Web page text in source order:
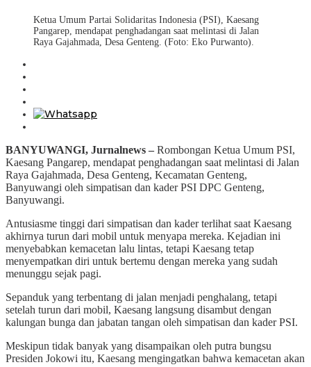
Ketua Umum Partai Solidaritas Indonesia (PSI), Kaesang
Pangarep, mendapat penghadangan saat melintasi di Jalan
Raya Gajahmada, Desa Genteng. (Foto: Eko Purwanto).
BANYUWANGI, Jurnalnews – Rombongan Ketua Umum PSI,
Kaesang Pangarep, mendapat penghadangan saat melintasi di Jalan
Raya Gajahmada, Desa Genteng, Kecamatan Genteng,
Banyuwangi oleh simpatisan dan kader PSI DPC Genteng,
Banyuwangi.
Antusiasme tinggi dari simpatisan dan kader terlihat saat Kaesang
akhirnya turun dari mobil untuk menyapa mereka. Kejadian ini
menyebabkan kemacetan lalu lintas, tetapi Kaesang tetap
menyempatkan diri untuk bertemu dengan mereka yang sudah
menunggu sejak pagi.
Sepanduk yang terbentang di jalan menjadi penghalang, tetapi
setelah turun dari mobil, Kaesang langsung disambut dengan
kalungan bunga dan jabatan tangan oleh simpatisan dan kader PSI.
Meskipun tidak banyak yang disampaikan oleh putra bungsu
Presiden Jokowi itu, Kaesang mengingatkan bahwa kemacetan akan